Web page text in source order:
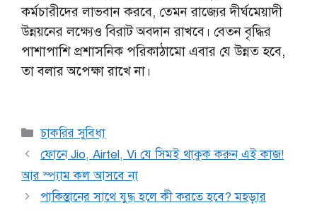
কর্মচারীদের লাভবান করবে, তেমন রাজ্যের দীর্ঘমেয়াদী
উন্নয়নের লক্ষ্যেও বিরাট অবদান রাখবে। বেতন বৃদ্ধির
পাশাপাশি প্রশাসনিক পরিকাঠামো এবার যে উন্নত হবে,
তা বলার অপেক্ষা রাখে না।
Categories
চাকরির সুবিধা
ফোনে Jio, Airtel, Vi যে সিমই থাকুক করুন এই কাজ!
আর স্প্যাম কল আসবে না
পাকিস্তানের সাথে যুদ্ধ হলে কী করতে হবে? মহড়ার